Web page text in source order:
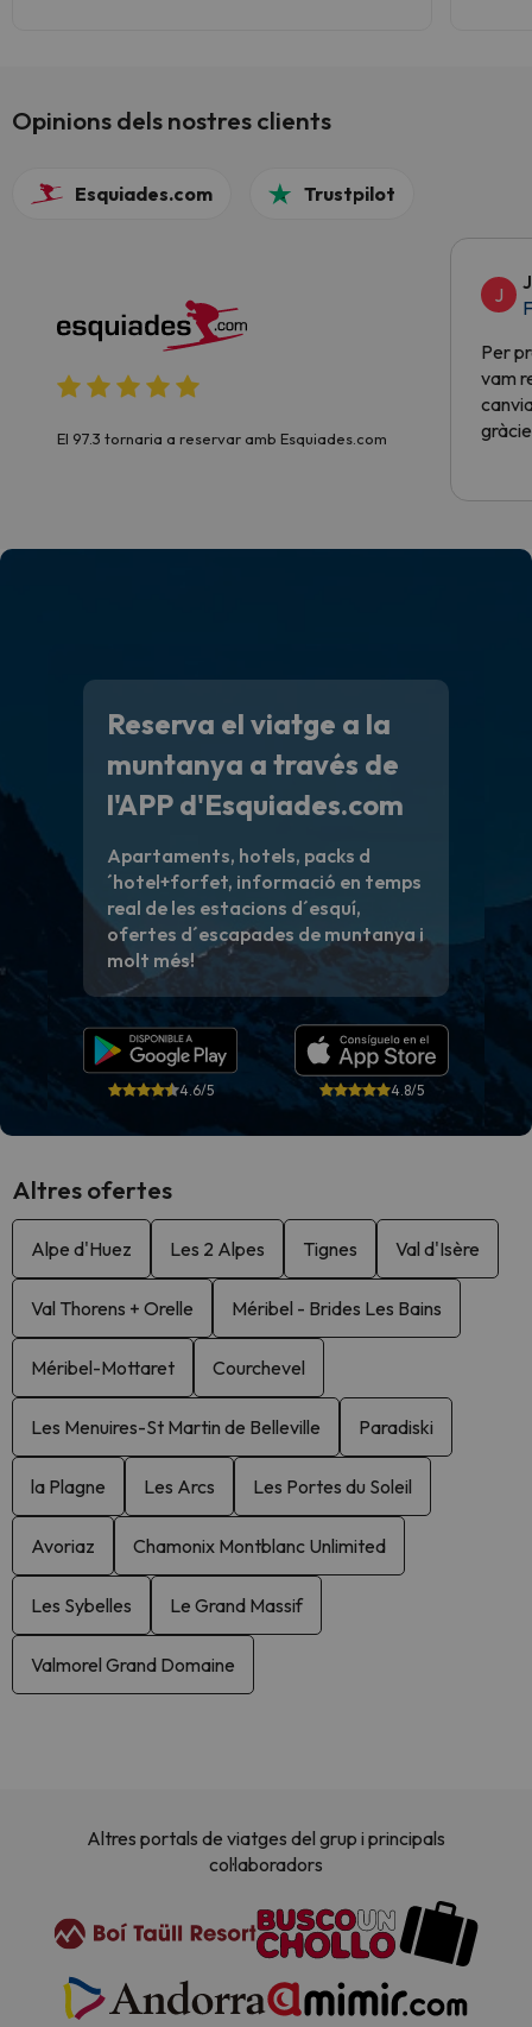
Opinions dels nostres clients
Esquiades.com Trustpilot
El 97.3 tornaria a reservar amb Esquiades.com
J
Per
vam
Reserva el viatge a la
muntanya a través de
l'APP d'Esquiades.com
Apartaments, hotels, packs d
´hotel+forfet, informació en temps
real de les estacions d´esquí,
ofertes d´escapades de muntanya i
molt més!
4.6/5 4.8/5
Altres ofertes
Alpe d'Huez Les 2 Alpes Tignes Val d'Isère
Val Thorens + Orelle Méribel - Brides Les Bains
Méribel-Mottaret Courchevel
Les Menuires-St Martin de Belleville Paradiski
la Plagne Les Arcs Les Portes du Soleil
Avoriaz Chamonix Montblanc Unlimited
Les Sybelles Le Grand Massif
Valmorel Grand Domaine
Altres portals de viatges del grup i principals
col·laboradors